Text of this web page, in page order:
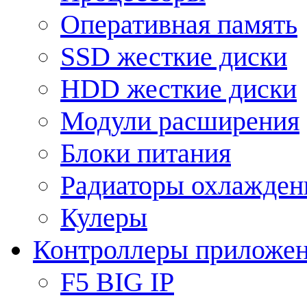
Оперативная память
SSD жесткие диски
HDD жесткие диски
Модули расширения
Блоки питания
Радиаторы
Кулеры
Контроллеры
F5 BIG IP